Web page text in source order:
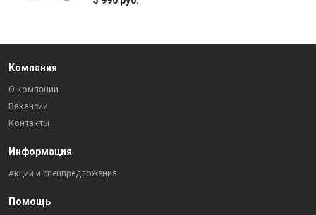
Компания
О компании
Вакансии
Контакты
Информация
Акции и спецпредложения
Помощь